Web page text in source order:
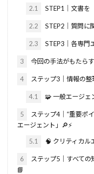
2.1 STEP1｜文書を
2.2 STEP2｜質問に
2.3 STEP3｜各専門
3 今回の手法がもたら
4 ステップ3｜情報の整
4.1 🧩 一般エージェ
5
ステップ4｜“重要ポ
エージェント」🔎⚡
5.1 🧠 クリティカル
6
ステップ5｜すべての
📘